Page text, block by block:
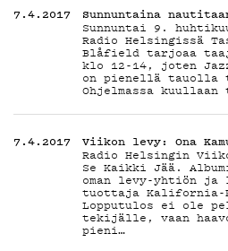
7.4.2017 Sunnuntaina
Sunnuntai 9.
Radio Helsingissä
Blåfield tarjoaa
klo 12-14, joten
on pienellä tauolla
Ohjelmassa kuullaan
7.4.2017 Viikon levy: Ona
Radio Helsingin
Se Kaikki Jää.
oman levy-yhtiön
tuottaja Kalifornia-
Lopputulos ei ole
tekijälle, vaan
pieni…